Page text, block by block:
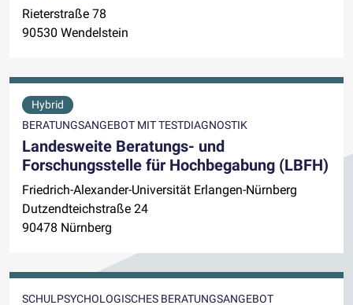
Rieterstraße 78
90530 Wendelstein
Hybrid
BERATUNGSANGEBOT MIT TESTDIAGNOSTIK
Landesweite Beratungs- und
Forschungsstelle für Hochbegabung (LBFH)
Friedrich-Alexander-Universität Erlangen-Nürnberg
Dutzendteichstraße 24
90478 Nürnberg
SCHULPSYCHOLOGISCHES BERATUNGSANGEBOT